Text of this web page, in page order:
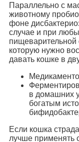
Параллельно с
животному
фоне
случае и при
пищеварительной
которую нужно
давать кошке в
в домашних
богатым
Если кошка
лучше применять